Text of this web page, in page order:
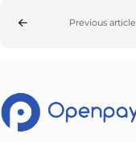
Previous article